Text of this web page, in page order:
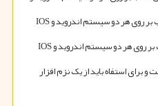
بر روی هر دو سیستم اندروید وIOS
روی هر دو سیستم اندروید وIOS
برای استفاه باید از یک نزم افزار